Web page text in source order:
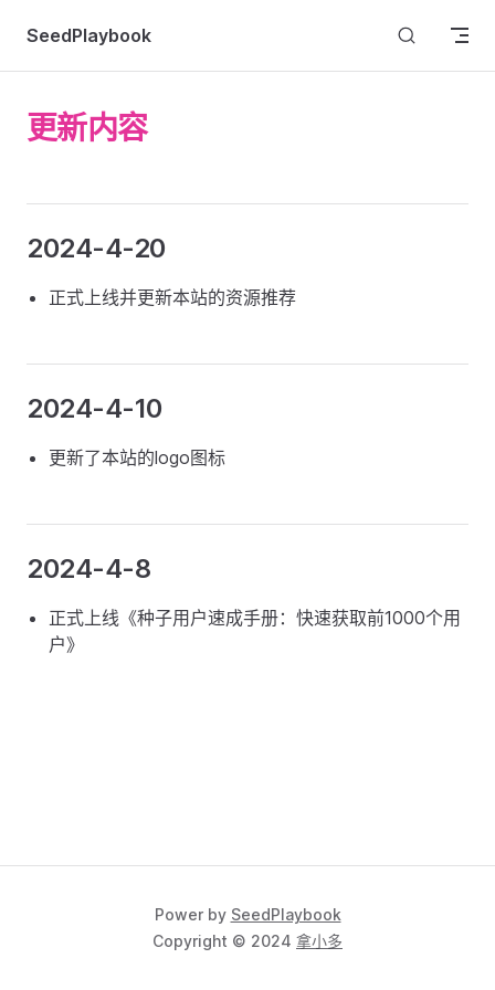
Skip to content
SeedPlaybook
更新内容
2024-4-20
正式上线并更新本站的资源推荐
2024-4-10
更新了本站的logo图标
2024-4-8
正式上线《种子用户速成手册：快速获取前1000个用
户》
Power by SeedPlaybook
Copyright © 2024 拿小多